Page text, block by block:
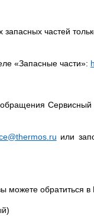
частей
«Запасные части»:
@thermos.ru или
можете обратиться